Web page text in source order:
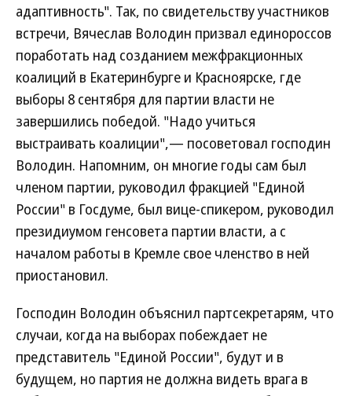
адаптивность". Так, по свидетельству участников
встречи, Вячеслав Володин призвал единороссов
поработать над созданием межфракционных
коалиций в Екатеринбурге и Красноярске, где
выборы 8 сентября для партии власти не
завершились победой. "Надо учиться
выстраивать коалиции",— посоветовал господин
Володин. Напомним, он многие годы сам был
членом партии, руководил фракцией "Единой
России" в Госдуме, был вице-спикером, руководил
президиумом генсовета партии власти, а с
началом работы в Кремле свое членство в ней
приостановил.
Господин Володин объяснил партсекретарям, что
случаи, когда на выборах побеждает не
представитель "Единой России", будут и в
будущем, но партия не должна видеть врага в